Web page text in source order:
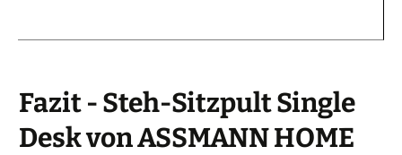
Fazit - Steh-Sitzpult Single
Desk von ASSMANN HOME